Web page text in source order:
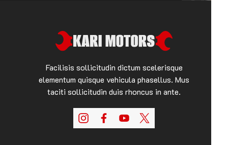
Facilisis sollicitudin dictum scelerisque
elementum quisque vehicula phasellus. Mus
taciti sollicitudin duis rhoncus in ante.